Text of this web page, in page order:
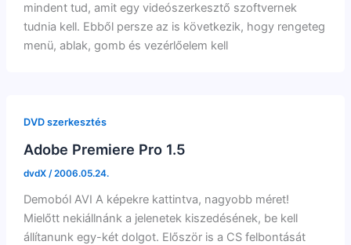
mindent tud, amit egy videószerkesztő szoftvernek
tudnia kell. Ebből persze az is következik, hogy rengeteg
menü, ablak, gomb és vezérlőelem kell
DVD szerkesztés
Adobe Premiere Pro 1.5
dvdX /2006.05.24.
Demoból AVI A képekre kattintva, nagyobb méret!
Mielőtt nekiállnánk a jelenetek kiszedésének, be kell
állítanunk egy-két dolgot. Először is a CS felbontását